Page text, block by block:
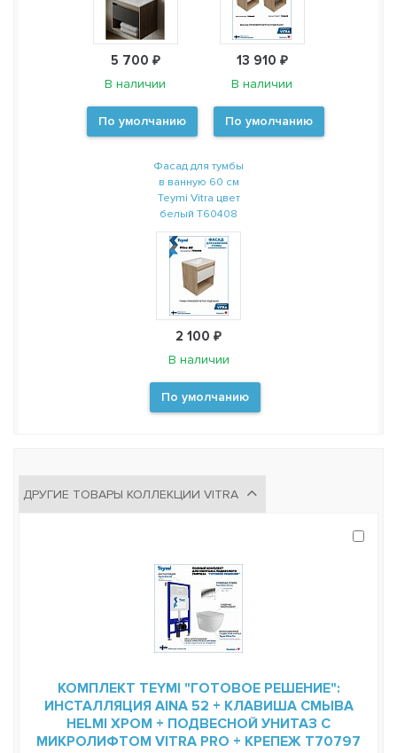
5 700 ₽
В наличии
По умолчанию
13 910 ₽
В наличии
По умолчанию
Фасад для тумбы
в ванную 60 см
Teymi Vitra цвет
белый T60408
2 100 ₽
В наличии
По умолчанию
ДРУГИЕ ТОВАРЫ КОЛЛЕКЦИИ VITRA
КОМПЛЕКТ TEYMI "ГОТОВОЕ РЕШЕНИЕ":
ИНСТАЛЛЯЦИЯ AINA 52 + КЛАВИША СМЫВА
HELMI ХРОМ + ПОДВЕСНОЙ УНИТАЗ С
МИКРОЛИФТОМ VITRA PRO + КРЕПЕЖ T70797